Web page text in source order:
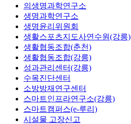
의생명과학연구소
생명과학연구소
생명윤리위원회
생활스포츠지도사연수원(강릉)
생활협동조합(춘천)
생활협동조합(강릉)
성과관리센터(강릉)
수목진단센터
소방방재연구센터
스마트인프라연구소(강릉)
스마트캠퍼스(e-루리)
시설물 고장신고